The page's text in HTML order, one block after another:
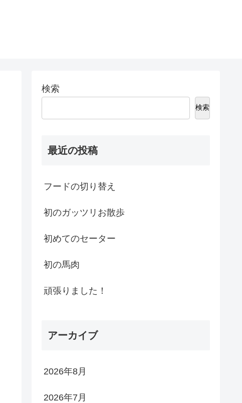
検索
検索
最近の投稿
フードの切り替え
初のガッツリお散歩
初めてのセーター
初の馬肉
頑張りました！
アーカイブ
2026年8月
2026年7月